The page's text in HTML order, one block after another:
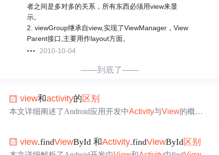
者之间是多对多的关系，所有东西必须用view来显
示。
2. viewGroup继承自view,实现了ViewManager，View
Parent接口,主要用作layout方面。
2010-10-04
——到底了——
view和activity的 区别
本文详细阐述了Android应用开发中Activity与View的概念
自 View，用于布局管理。
view.findViewById 和Activity.findViewById区别